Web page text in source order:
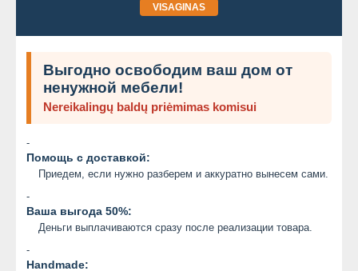
VISAGINAS
Выгодно освободим ваш дом от
ненужной мебели!
Nereikalingų baldų priėmimas komisui
-
Помощь с доставкой:
Приедем, если нужно разберем и аккуратно вынесем сами.
-
Ваша выгода 50%:
Деньги выплачиваются сразу после реализации товара.
-
Handmade: